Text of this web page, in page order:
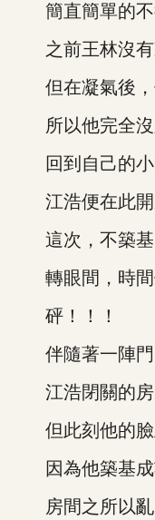
簡直簡單的不
之前王林沒有
但在凝氣後，
所以他完全沒
回到自己的小
江浩便在此開
這次，不築基
轉眼間，時間
砰！！！
伴隨著一陣門
江浩閉關的房
但此刻他的臉
因為他築基成
房間之所以亂